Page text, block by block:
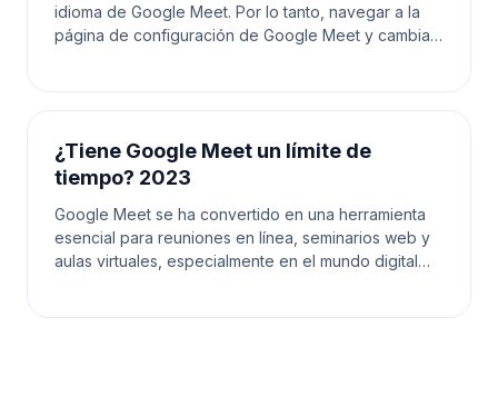
idioma de Google Meet. Por lo tanto, navegar a la
página de configuración de Google Meet y cambiar
¿Tiene Google Meet un límite de
tiempo? 2023
Google Meet se ha convertido en una herramienta
esencial para reuniones en línea, seminarios web y
aulas virtuales, especialmente en el mundo digital